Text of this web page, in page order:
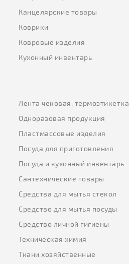
Канцелярские товары
Коврики
Ковровые изделия
Кухонный инвентарь
Лента чековая, термоэтикетка
Одноразовая продукция
Пластмассовые изделия
Посуда для приготовления
Посуда и кухонный инвентарь
Сантехнические товары
Средства для мытья стекол
Средство для мытья посуды
Средство личной гигиены
Техническая химия
Ткани хозяйственные